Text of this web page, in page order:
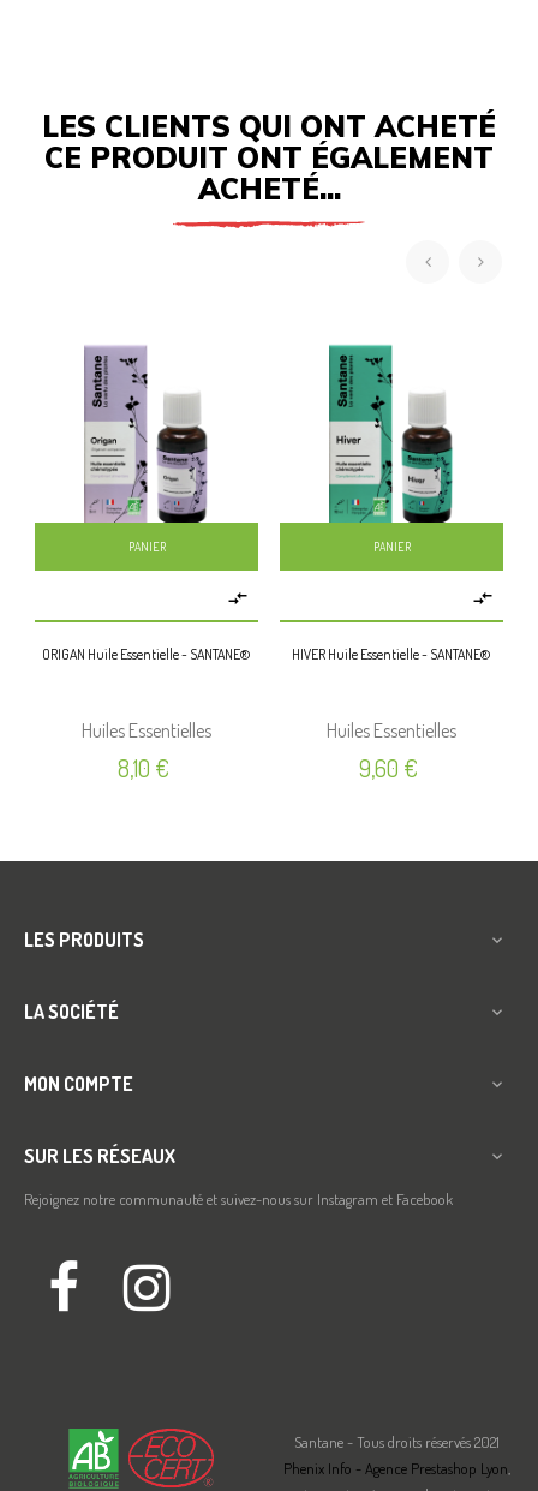
LES CLIENTS QUI ONT ACHETÉ
CE PRODUIT ONT ÉGALEMENT
ACHETÉ...
PANIER

ORIGAN Huile Essentielle - SANTANE®
Huiles Essentielles
Prix
8,10 €
PANIER

HIVER Huile Essentielle - SANTANE®
Huiles Essentielles
Prix
9,60 €
LES PRODUITS 
LA SOCIÉTÉ 
MON COMPTE 
SUR LES RÉSEAUX 
Rejoignez notre communauté et suivez-nous sur Instagram et Facebook
Facebook
Santane - Tous droits réservés 2021
Phenix Info - Agence Prestashop Lyon